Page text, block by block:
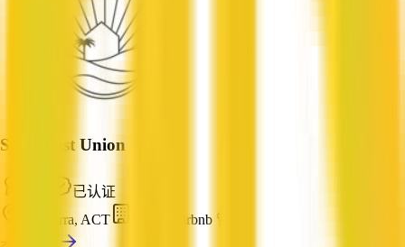
Superhost Union
已认证
Canberra, ACT
短租 / Airbnb 管理